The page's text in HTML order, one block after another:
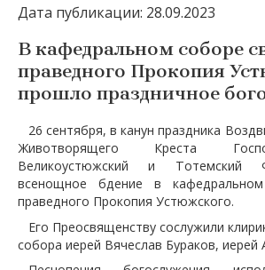
Дата публикации: 28.09.2023
В кафедральном соборе
праведного Прокопия
прошло праздничное
26 сентября, в канун праздника
Животворящего Креста
Великоустюжский и Тотемский
всенощное бдение в
праведного Прокопия Устюжского.
Его Преосвященству сослужили
собора иерей Вячеслав Бураков, иерей